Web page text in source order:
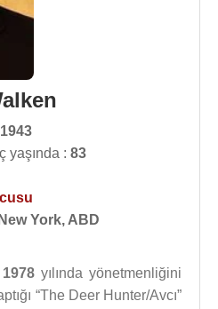
yaşında : 83
York, ABD
1978yılında yönetmenliğini
“The Deer Hunter/Avcı”